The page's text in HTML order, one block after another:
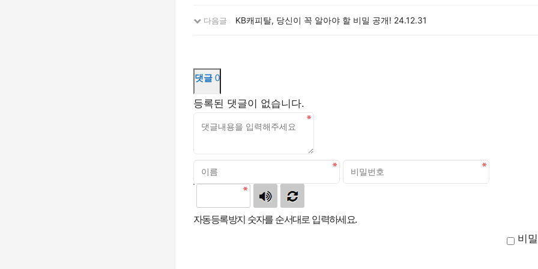
다음글 KB캐피탈, 당신이 꼭 알아야 할 비밀 공개! 24.12.31
댓글 0
등록된 댓글이 없습니다.
자동등록방지 숫자를 순서대로 입력하세요.
비